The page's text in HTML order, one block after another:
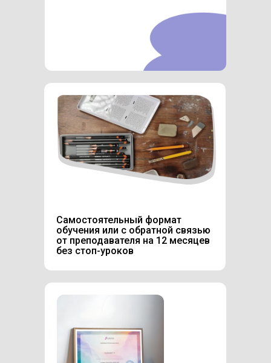
Самостоятельный формат
обучения или с обратной связью
от преподавателя на 12 месяцев
без стоп-уроков